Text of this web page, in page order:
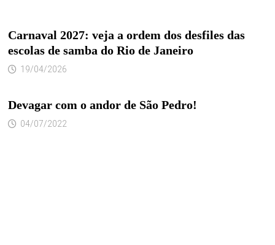
Carnaval 2027: veja a ordem dos desfiles das
escolas de samba do Rio de Janeiro
19/04/2026
Devagar com o andor de São Pedro!
04/07/2022